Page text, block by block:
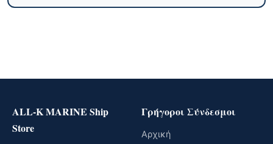
ALL-K MARINE Ship
Store
Γρήγοροι Σύνδεσμοι
Αρχική